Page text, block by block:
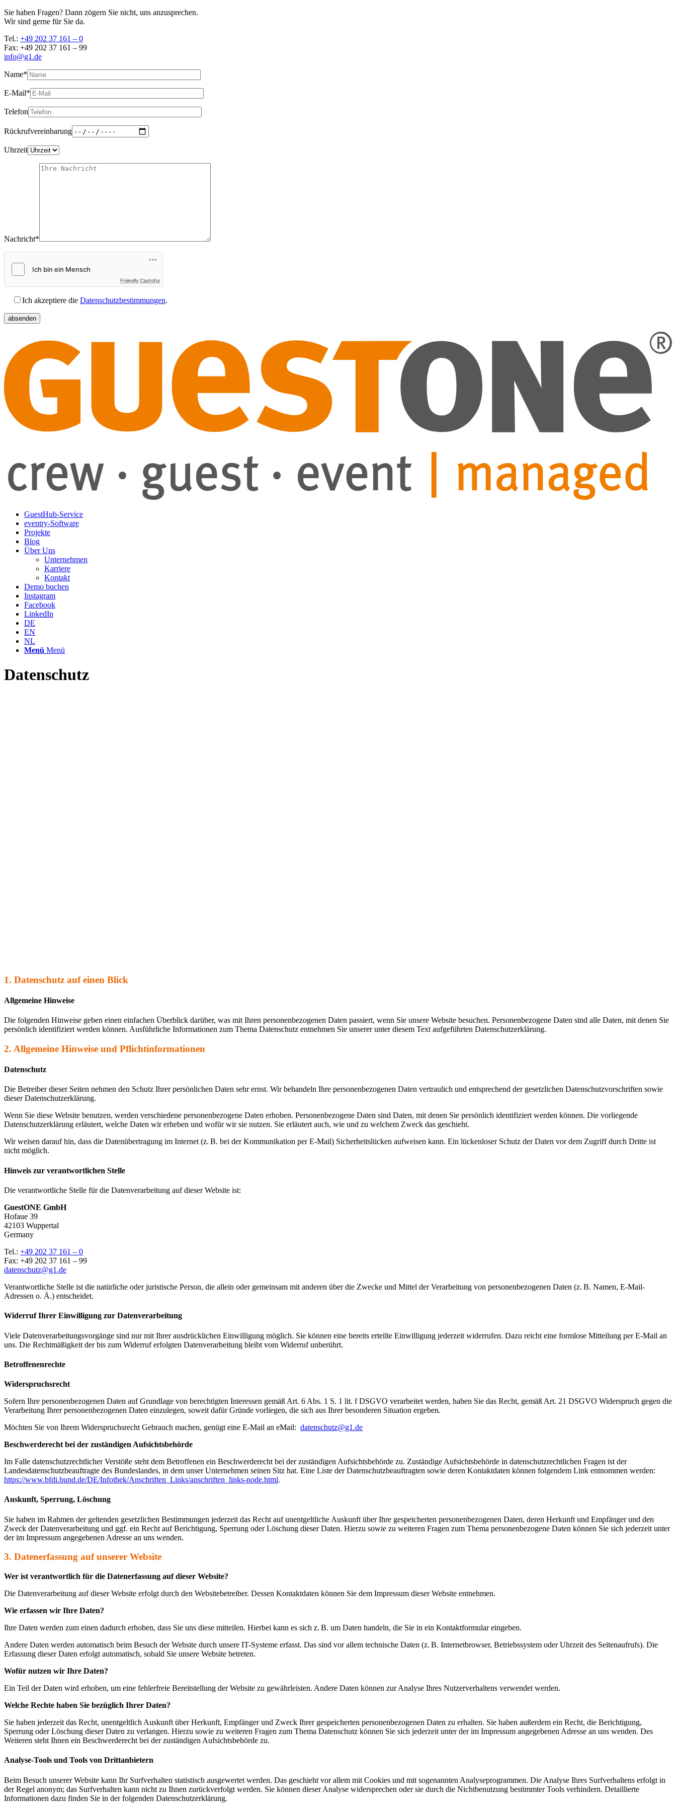
Sie haben Fragen? Dann zögern Sie nicht, uns anzusprechen.
Wir sind gerne für Sie da.
Tel.: +49 202 37 161 – 0
Fax: +49 202 37 161 – 99
info@g1.de
Name*
E-Mail*
Telefon
Rückrufvereinbarung
Uhrzeit
Nachricht*
Friendly Captcha
Ich akzeptiere die Datenschutzbestimmungen.
GuestHub-Service
eventry-Software
Projekte
Blog
Über Uns
Unternehmen
Karriere
Kontakt
Demo buchen
Instagram
Facebook
LinkedIn
DE
EN
NL
Menü Menü
Datenschutz
1. Datenschutz auf einen Blick
Allgemeine Hinweise
Die folgenden Hinweise geben einen einfachen Überblick darüber, was mit Ihren personenbezogenen Daten passiert, wenn Sie unsere Website besuchen. Personenbezogene Daten sind alle Daten, mit denen Sie
persönlich identifiziert werden können. Ausführliche Informationen zum Thema Datenschutz entnehmen Sie unserer unter diesem Text aufgeführten Datenschutzerklärung.
2. Allgemeine Hinweise und Pflichtinformationen
Datenschutz
Die Betreiber dieser Seiten nehmen den Schutz Ihrer persönlichen Daten sehr ernst. Wir behandeln Ihre personenbezogenen Daten vertraulich und entsprechend der gesetzlichen Datenschutzvorschriften sowie
dieser Datenschutzerklärung.
Wenn Sie diese Website benutzen, werden verschiedene personenbezogene Daten erhoben. Personenbezogene Daten sind Daten, mit denen Sie persönlich identifiziert werden können. Die vorliegende
Datenschutzerklärung erläutert, welche Daten wir erheben und wofür wir sie nutzen. Sie erläutert auch, wie und zu welchem Zweck das geschieht.
Wir weisen darauf hin, dass die Datenübertragung im Internet (z. B. bei der Kommunikation per E-Mail) Sicherheitslücken aufweisen kann. Ein lückenloser Schutz der Daten vor dem Zugriff durch Dritte ist
nicht möglich.
Hinweis zur verantwortlichen Stelle
Die verantwortliche Stelle für die Datenverarbeitung auf dieser Website ist:
GuestONE GmbH
Hofaue 39
42103 Wuppertal
Germany
Tel.: +49 202 37 161 – 0
Fax: +49 202 37 161 – 99
datenschutz@g1.de
Verantwortliche Stelle ist die natürliche oder juristische Person, die allein oder gemeinsam mit anderen über die Zwecke und Mittel der Verarbeitung von personenbezogenen Daten (z. B. Namen, E-Mail-
Adressen o. Ä.) entscheidet.
Widerruf Ihrer Einwilligung zur Datenverarbeitung
Viele Datenverarbeitungsvorgänge sind nur mit Ihrer ausdrücklichen Einwilligung möglich. Sie können eine bereits erteilte Einwilligung jederzeit widerrufen. Dazu reicht eine formlose Mitteilung per E-Mail an
uns. Die Rechtmäßigkeit der bis zum Widerruf erfolgten Datenverarbeitung bleibt vom Widerruf unberührt.
Betroffenenrechte
Widerspruchsrecht
Sofern Ihre personenbezogenen Daten auf Grundlage von berechtigten Interessen gemäß Art. 6 Abs. 1 S. 1 lit. f DSGVO verarbeitet werden, haben Sie das Recht, gemäß Art. 21 DSGVO Widerspruch gegen die
Verarbeitung Ihrer personenbezogenen Daten einzulegen, soweit dafür Gründe vorliegen, die sich aus Ihrer besonderen Situation ergeben.
Möchten Sie von Ihrem Widerspruchsrecht Gebrauch machen, genügt eine E-Mail an eMail: datenschutz@g1.de
Beschwerderecht bei der zuständigen Aufsichtsbehörde
Im Falle datenschutzrechtlicher Verstöße steht dem Betroffenen ein Beschwerderecht bei der zuständigen Aufsichtsbehörde zu. Zuständige Aufsichtsbehörde in datenschutzrechtlichen Fragen ist der
Landesdatenschutzbeauftragte des Bundeslandes, in dem unser Unternehmen seinen Sitz hat. Eine Liste der Datenschutzbeauftragten sowie deren Kontaktdaten können folgendem Link entnommen werden:
https://www.bfdi.bund.de/DE/Infothek/Anschriften_Links/anschriften_links-node.html.
Auskunft, Sperrung, Löschung
Sie haben im Rahmen der geltenden gesetzlichen Bestimmungen jederzeit das Recht auf unentgeltliche Auskunft über Ihre gespeicherten personenbezogenen Daten, deren Herkunft und Empfänger und den
Zweck der Datenverarbeitung und ggf. ein Recht auf Berichtigung, Sperrung oder Löschung dieser Daten. Hierzu sowie zu weiteren Fragen zum Thema personenbezogene Daten können Sie sich jederzeit unter
der im Impressum angegebenen Adresse an uns wenden.
3. Datenerfassung auf unserer Website
Wer ist verantwortlich für die Datenerfassung auf dieser Website?
Die Datenverarbeitung auf dieser Website erfolgt durch den Websitebetreiber. Dessen Kontaktdaten können Sie dem Impressum dieser Website entnehmen.
Wie erfassen wir Ihre Daten?
Ihre Daten werden zum einen dadurch erhoben, dass Sie uns diese mitteilen. Hierbei kann es sich z. B. um Daten handeln, die Sie in ein Kontaktformular eingeben.
Andere Daten werden automatisch beim Besuch der Website durch unsere IT-Systeme erfasst. Das sind vor allem technische Daten (z. B. Internetbrowser, Betriebssystem oder Uhrzeit des Seitenaufrufs). Die
Erfassung dieser Daten erfolgt automatisch, sobald Sie unsere Website betreten.
Wofür nutzen wir Ihre Daten?
Ein Teil der Daten wird erhoben, um eine fehlerfreie Bereitstellung der Website zu gewährleisten. Andere Daten können zur Analyse Ihres Nutzerverhaltens verwendet werden.
Welche Rechte haben Sie bezüglich Ihrer Daten?
Sie haben jederzeit das Recht, unentgeltlich Auskunft über Herkunft, Empfänger und Zweck Ihrer gespeicherten personenbezogenen Daten zu erhalten. Sie haben außerdem ein Recht, die Berichtigung,
Sperrung oder Löschung dieser Daten zu verlangen. Hierzu sowie zu weiteren Fragen zum Thema Datenschutz können Sie sich jederzeit unter der im Impressum angegebenen Adresse an uns wenden. Des
Weiteren steht Ihnen ein Beschwerderecht bei der zuständigen Aufsichtsbehörde zu.
Analyse-Tools und Tools von Drittanbietern
Beim Besuch unserer Website kann Ihr Surfverhalten statistisch ausgewertet werden. Das geschieht vor allem mit Cookies und mit sogenannten Analyseprogrammen. Die Analyse Ihres Surfverhaltens erfolgt in
der Regel anonym; das Surfverhalten kann nicht zu Ihnen zurückverfolgt werden. Sie können dieser Analyse widersprechen oder sie durch die Nichtbenutzung bestimmter Tools verhindern. Detaillierte
Informationen dazu finden Sie in der folgenden Datenschutzerklärung.